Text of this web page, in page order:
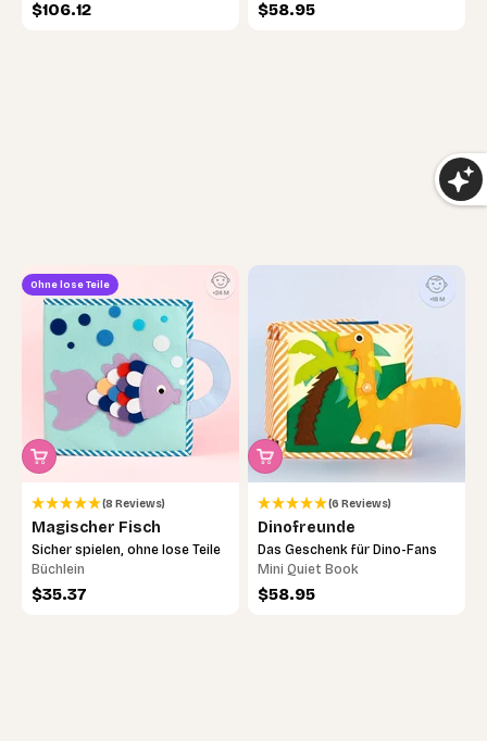
Angebot
$106.12 Angebot
$58.95
Ohne lose Teile
(8 Reviews)
Magischer Fisch
Sicher spielen, ohne lose Teile
Büchlein
Angebot
$35.37
(6 Reviews)
Dinofreunde
Das Geschenk für Dino-Fans
Mini Quiet Book
Angebot
$58.95
Zum Ersatzteile-Service →